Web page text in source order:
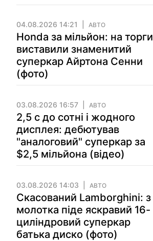
04.08.2026 14:21 АВТО
Honda за мільйон: на торги
виставили знаменитий
суперкар Айртона Сенни
(фото)
03.08.2026 16:57 АВТО
2,5 с до сотні і жодного
дисплея: дебютував
"аналоговий" суперкар за
$2,5 мільйона (відео)
03.08.2026 14:03 АВТО
Скасований Lamborghini: з
молотка піде яскравий 16-
циліндровий суперкар
батька диско (фото)